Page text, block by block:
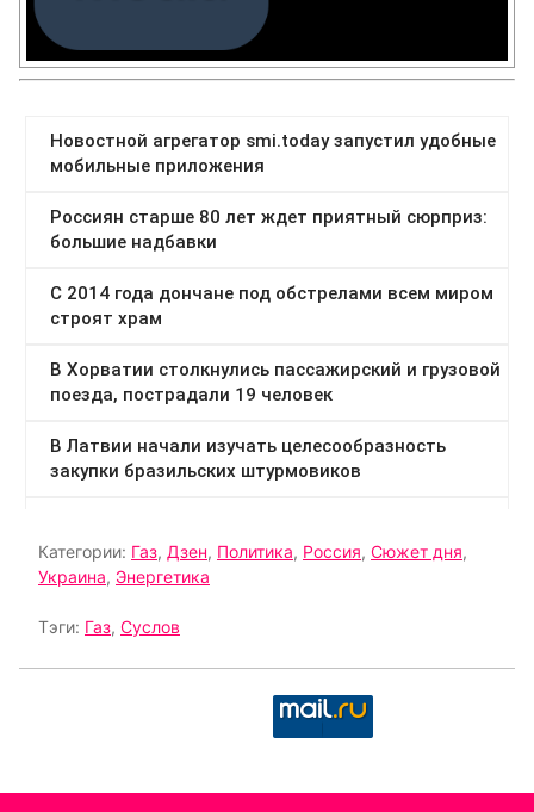
Категории: Газ, Дзен, Политика, Россия, Сюжет дня,
Украина, Энергетика
Тэги: Газ, Суслов